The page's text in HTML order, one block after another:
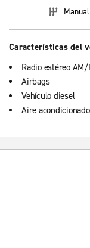
Manual
Características del
Radio estéreo AM/
Airbags
Vehículo diesel
Aire acondicionado